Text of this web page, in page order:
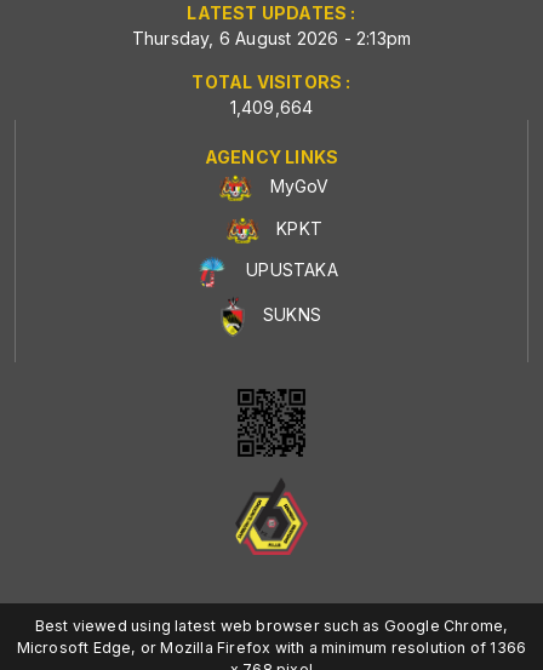
LATEST UPDATES :
Thursday, 6 August 2026 - 2:13pm
TOTAL VISITORS :
1,409,664
AGENCY LINKS
MyGoV
KPKT
UPUSTAKA
SUKNS
Best viewed using latest web browser such as Google Chrome,
Microsoft Edge, or Mozilla Firefox with a minimum resolution of 1366